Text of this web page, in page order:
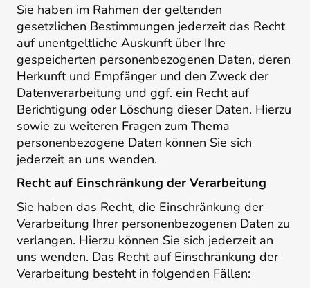
Sie haben im Rahmen der geltenden
gesetzlichen Bestimmungen jederzeit das Recht
auf unentgeltliche Auskunft über Ihre
gespeicherten personenbezogenen Daten, deren
Herkunft und Empfänger und den Zweck der
Datenverarbeitung und ggf. ein Recht auf
Berichtigung oder Löschung dieser Daten. Hierzu
sowie zu weiteren Fragen zum Thema
personenbezogene Daten können Sie sich
jederzeit an uns wenden.
Recht auf Einschränkung der Verarbeitung
Sie haben das Recht, die Einschränkung der
Verarbeitung Ihrer personenbezogenen Daten zu
verlangen. Hierzu können Sie sich jederzeit an
uns wenden. Das Recht auf Einschränkung der
Verarbeitung besteht in folgenden Fällen: